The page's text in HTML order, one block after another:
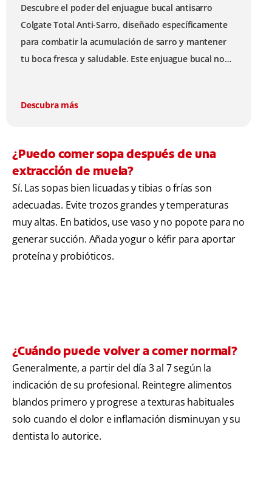
Descubre el poder del enjuague bucal antisarro
Colgate Total Anti-Sarro, diseñado específicamente
para combatir la acumulación de sarro y mantener
tu boca fresca y saludable. Este enjuague bucal no
Descubra más
¿Puedo comer sopa después de una
extracción de muela?
Sí. Las sopas bien licuadas y tibias o frías son
adecuadas. Evite trozos grandes y temperaturas
muy altas. En batidos, use vaso y no popote para no
generar succión. Añada yogur o kéfir para aportar
proteína y probióticos.
¿Cuándo puede volver a comer normal?
Generalmente, a partir del día 3 al 7 según la
indicación de su profesional. Reintegre alimentos
blandos primero y progrese a texturas habituales
solo cuando el dolor e inflamación disminuyan y su
dentista lo autorice.